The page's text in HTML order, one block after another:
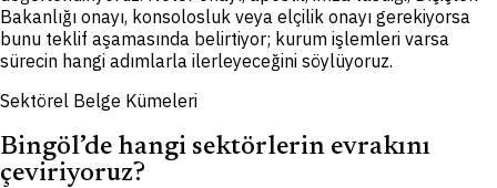
Bakanlığı onayı, konsolosluk veya elçilik onayı gerekiyorsa
bunu teklif aşamasında belirtiyor; kurum işlemleri varsa
sürecin hangi adımlarla ilerleyeceğini söylüyoruz.
Sektörel Belge Kümeleri
Bingöl’de hangi sektörlerin evrakını
çeviriyoruz?